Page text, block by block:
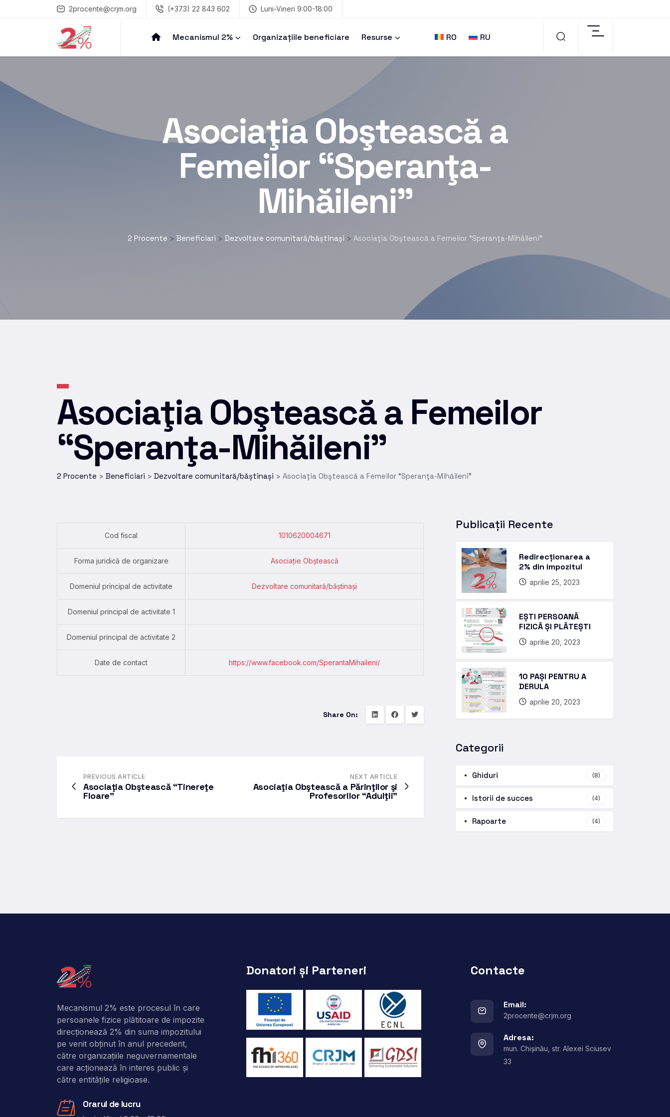
2procente@crjm.org (+373) 22 843 602 Luni-Vineri 9:00-18:00
Mecanismul 2% Organizațiile beneficiare Resurse RO RU
Asociaţia Obştească a
Femeilor “Speranţa-
Mihăileni”
2 Procente > Beneficiari > Dezvoltare comunitară/băștinași > Asociaţia Obştească a Femeilor “Speranţa-Mihăileni”
Asociaţia Obştească a Femeilor
“Speranţa-Mihăileni”
2 Procente > Beneficiari > Dezvoltare comunitară/băștinași > Asociaţia Obştească a Femeilor “Speranţa-Mihăileni”
Cod fiscal 1010620004671
Forma juridică de organizare Asociație Obștească
Domeniul principal de activitate Dezvoltare comunitară/băștinași
Domeniul principal de activitate 1
Domeniul principal de activitate 2
Date de contact https://www.facebook.com/SperantaMihaileni/
Share On:
PREVIOUS ARTICLE
Asociaţia Obştească “Tinereţe
Floare”
NEXT ARTICLE
Asociaţia Obştească a Părinţilor şi
Profesorilor “Adulţii”
Publicații Recente
Redirecționarea a
2% din impozitul
aprilie 25, 2023
EȘTI PERSOANĂ
FIZICĂ ȘI PLĂTEȘTI
aprilie 20, 2023
10 PAȘI PENTRU A
DERULA
aprilie 20, 2023
Categorii
Ghiduri (8)
Istorii de succes (4)
Rapoarte (4)
Mecanismul 2% este procesul în care
persoanele fizice plătitoare de impozite
direcţionează 2% din suma impozitului
pe venit obţinut în anul precedent,
către organizaţiile neguvernamentale
care acţionează în interes public şi
către entitățile religioase.
Orarul de lucru
Donatori și Parteneri Contacte
Email:
2procente@crjm.org
Adresa:
mun. Chișinău, str. Alexei Sciusev
33